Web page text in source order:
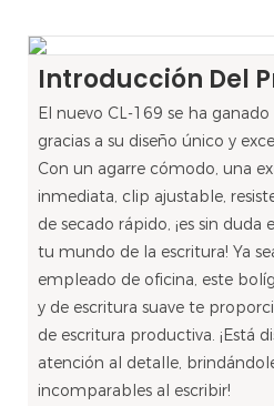
Introducción Del
El nuevo CL-169 se ha
gracias a su diseño único y
Con un agarre cómodo, una
inmediata, clip ajustable,
de secado rápido, ¡es sin
tu mundo de la escritura! Ya
empleado de oficina, este
y de escritura suave te
de escritura productiva. ¡Está
atención al detalle,
incomparables al escribir!